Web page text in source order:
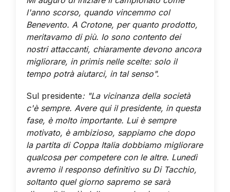
l'anno scorso, quando vincemmo col
Benevento. A Crotone, per quanto prodotto,
meritavamo di più. Io sono contento dei
nostri attaccanti, chiaramente devono ancora
migliorare, in primis nelle scelte: solo il
tempo potrà aiutarci, in tal senso".
Sul presidente: "La vicinanza della società
c'è sempre. Avere qui il presidente, in questa
fase, è molto importante. Lui è sempre
motivato, è ambizioso, sappiamo che dopo
la partita di Coppa Italia dobbiamo migliorare
qualcosa per competere con le altre. Lunedì
avremo il responso definitivo su Di Tacchio,
soltanto quel giorno sapremo se sarà